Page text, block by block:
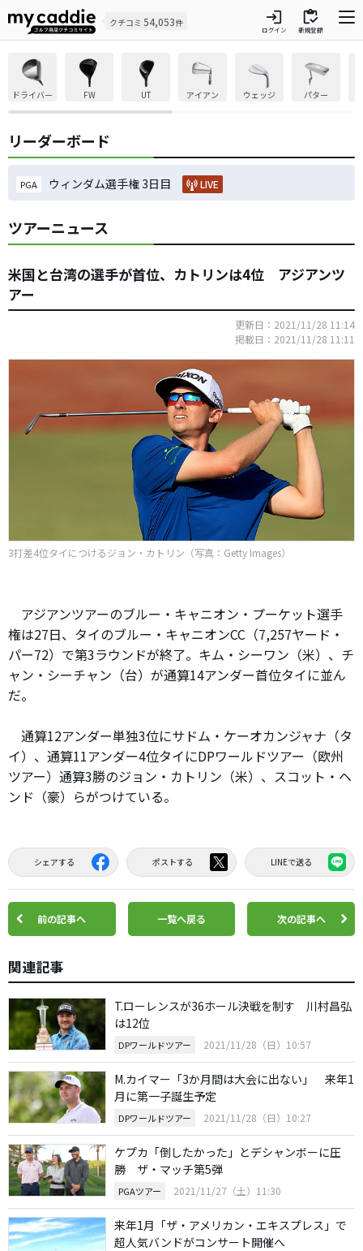
クチコミ 54,053件 login
ログイン
inventory
新規登録
ドライバー FW UT アイアン ウェッジ パター
リーダーボード
PGA ウィンダム選手権 3日目 LIVE
ツアーニュース
米国と台湾の選手が首位、カトリンは4位 アジアンツ
アー
更新日：2021/11/28 11:14
掲載日：2021/11/28 11:11
3打差4位タイにつけるジョン・カトリン（写真：Getty Images）
アジアンツアーのブルー・キャニオン・プーケット選手
権は27日、タイのブルー・キャニオンCC（7,257ヤード・
パー72）で第3ラウンドが終了。キム・シーワン（米）、チ
ャン・シーチャン（台）が通算14アンダー首位タイに並ん
だ。
通算12アンダー単独3位にサドム・ケーオカンジャナ（タ
イ）、通算11アンダー4位タイにDPワールドツアー（欧州
ツアー）通算3勝のジョン・カトリン（米）、スコット・ヘ
ンド（豪）らがつけている。
シェアする ポストする LINEで送る
前の記事へ 一覧へ戻る 次の記事へ
関連記事
T.ローレンスが36ホール決戦を制す 川村昌弘
は12位
DPワールドツアー 2021/11/28（日）10:57
M.カイマー「3か月間は大会に出ない」 来年1
月に第一子誕生予定
DPワールドツアー 2021/11/28（日）10:27
ケプカ「倒したかった」とデシャンボーに圧
勝 ザ・マッチ第5弾
PGAツアー 2021/11/27（土）11:30
来年1月「ザ・アメリカン・エキスプレス」で
超人気バンドがコンサート開催へ